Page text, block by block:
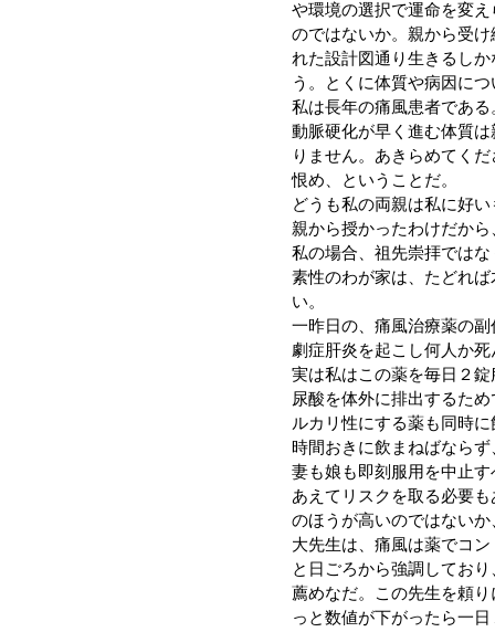
や環境の選択で運命を変
のではないか。親から受
れた設計図通り生きるし
う。とくに体質や病因に
私は長年の痛風患者であ
動脈硬化が早く進む体質
りません。あきらめてく
恨め、ということだ。
どうも私の両親は私に好
親から授かったわけだか
私の場合、祖先崇拝では
素性のわが家は、たどれ
い。
一昨日の、痛風治療薬の
劇症肝炎を起こし何人か
実は私はこの薬を毎日２
尿酸を体外に排出するた
ルカリ性にする薬も同時
時間おきに飲まねばなら
妻も娘も即刻服用を中止
あえてリスクを取る必要
のほうが高いのではない
大先生は、痛風は薬でコ
と日ごろから強調してお
薦めなだ。この先生を頼
っと数値が下がったら一